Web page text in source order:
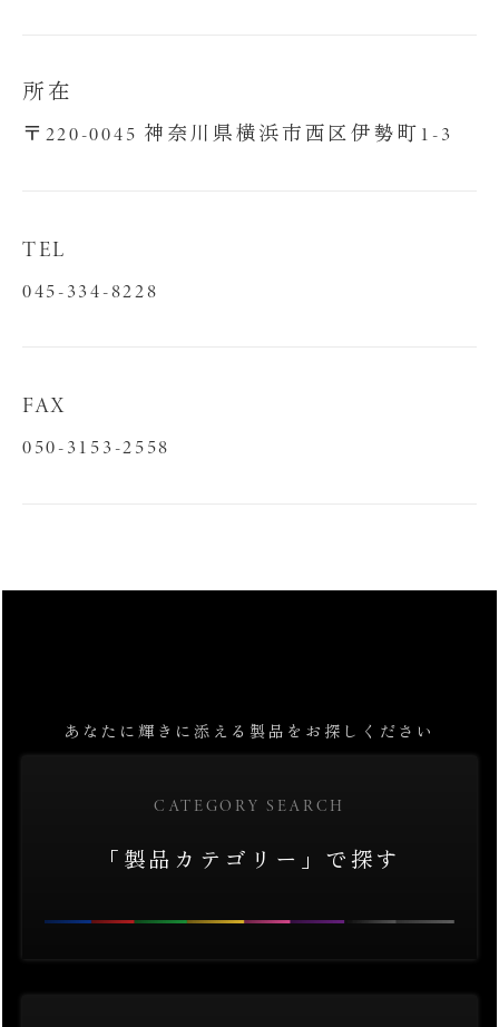
所在
〒220-0045 神奈川県横浜市西区伊勢町1-3
TEL
045-334-8228
FAX
050-3153-2558
あなたに輝きに添える製品をお探しください
CATEGORY SEARCH
「製品カテゴリー」で探す